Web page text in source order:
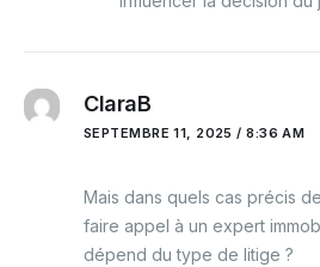
ClaraB
SEPTEMBRE 11, 2025 / 8:36 AM
Mais dans quels cas précis
faire appel à un expert
dépend du type de litige ?